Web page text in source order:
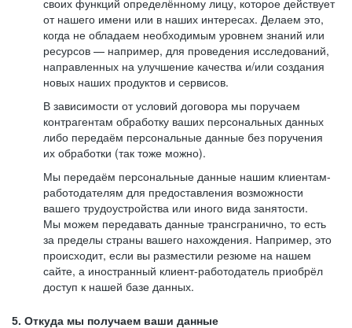
своих функций определённому лицу, которое действует
от нашего имени или в наших интересах. Делаем это,
когда не обладаем необходимым уровнем знаний или
ресурсов — например, для проведения исследований,
направленных на улучшение качества и/или создания
новых наших продуктов и сервисов.
В зависимости от условий договора мы поручаем
контрагентам обработку ваших персональных данных
либо передаём персональные данные без поручения
их обработки (так тоже можно).
Мы передаём персональные данные нашим клиентам-
работодателям для предоставления возможности
вашего трудоустройства или иного вида занятости.
Мы можем передавать данные трансгранично, то есть
за пределы страны вашего нахождения. Например, это
происходит, если вы разместили резюме на нашем
сайте, а иностранный клиент-работодатель приобрёл
доступ к нашей базе данных.
5. Откуда мы получаем ваши данные